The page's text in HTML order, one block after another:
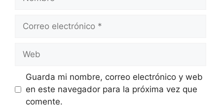
electrónico
Guarda mi nombre, correo electrónico y web
en este navegador para la próxima vez que
comente.